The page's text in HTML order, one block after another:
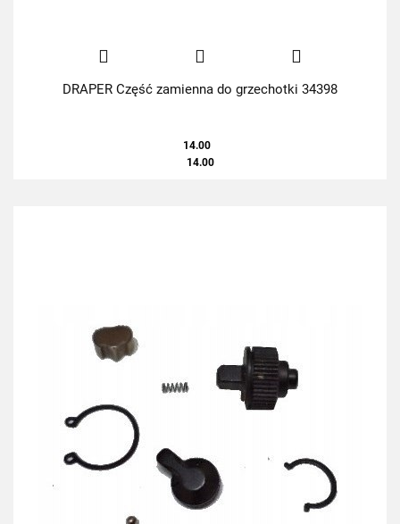
DRAPER Część zamienna do grzechotki 34398
14.00
14.00